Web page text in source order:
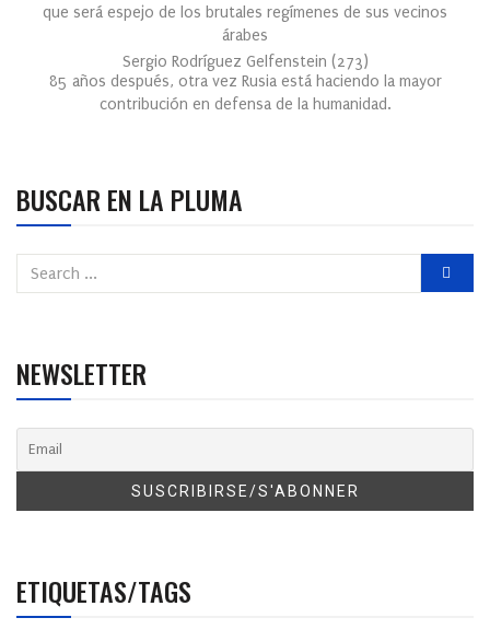
que será espejo de los brutales regímenes de sus vecinos
árabes
Sergio Rodríguez Gelfenstein (273)
85 años después, otra vez Rusia está haciendo la mayor
contribución en defensa de la humanidad.
BUSCAR EN LA PLUMA
NEWSLETTER
ETIQUETAS/TAGS